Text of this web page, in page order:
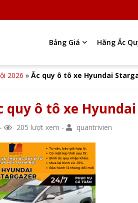
Bảng Giá Hãng Ắc
2026 » Ắc quy ô tô xe Hyundai
quy ô tô xe
- 205 lượt xem - quantrivien